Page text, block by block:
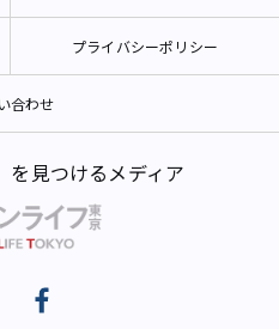
プライバシーポリシー
合わせ
を見つけるメディア